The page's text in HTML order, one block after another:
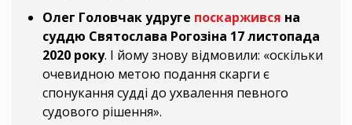
Олег Головчак удруге поскаржився на
суддю Святослава Рогозіна 17 листопада
2020 року. І йому знову відмовили: «оскільки
очевидною метою подання скарги є
спонукання судді до ухвалення певного
судового рішення».